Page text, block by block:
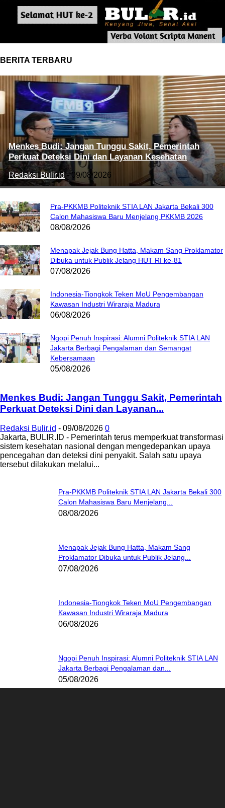
BERITA TERBARU
Menkes Budi: Jangan Tunggu Sakit, Pemerintah
Perkuat Deteksi Dini dan Layanan Kesehatan
Redaksi Bulir.id - 09/08/2026
Pra-PKKMB Politeknik STIA LAN Jakarta Bekali 300
Calon Mahasiswa Baru Menjelang PKKMB 2026
08/08/2026
Menapak Jejak Bung Hatta, Makam Sang Proklamator
Dibuka untuk Publik Jelang HUT RI ke-81
07/08/2026
Indonesia-Tiongkok Teken MoU Pengembangan
Kawasan Industri Wiraraja Madura
06/08/2026
Ngopi Penuh Inspirasi: Alumni Politeknik STIA LAN
Jakarta Berbagi Pengalaman dan Semangat
Kebersamaan
05/08/2026
Menkes Budi: Jangan Tunggu Sakit, Pemerintah
Perkuat Deteksi Dini dan Layanan...
Redaksi Bulir.id - 09/08/2026 0
Jakarta, BULIR.ID - Pemerintah terus memperkuat transformasi
sistem kesehatan nasional dengan mengedepankan upaya
pencegahan dan deteksi dini penyakit. Salah satu upaya
tersebut dilakukan melalui...
Pra-PKKMB Politeknik STIA LAN Jakarta Bekali 300
Calon Mahasiswa Baru Menjelang...
08/08/2026
Menapak Jejak Bung Hatta, Makam Sang
Proklamator Dibuka untuk Publik Jelang...
07/08/2026
Indonesia-Tiongkok Teken MoU Pengembangan
Kawasan Industri Wiraraja Madura
06/08/2026
Ngopi Penuh Inspirasi: Alumni Politeknik STIA LAN
Jakarta Berbagi Pengalaman dan...
05/08/2026